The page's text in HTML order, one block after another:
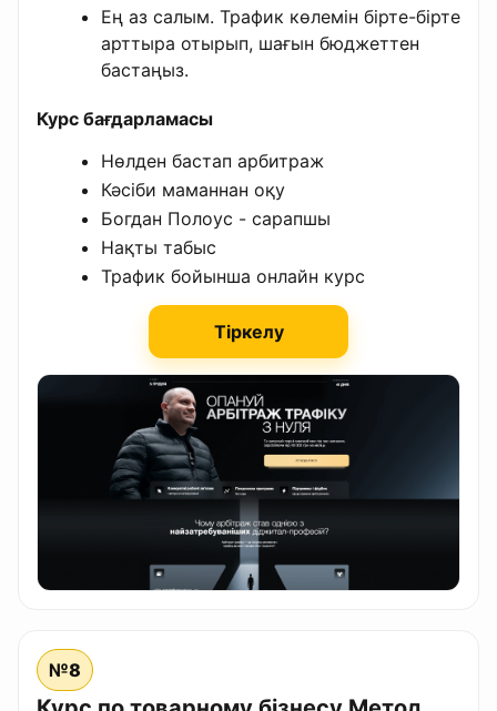
Ең аз салым. Трафик көлемін бірте-бірте
арттыра отырып, шағын бюджеттен
бастаңыз.
Курс бағдарламасы
Нөлден бастап арбитраж
Кәсіби маманнан оқу
Богдан Полоус - сарапшы
Нақты табыс
Трафик бойынша онлайн курс
Тіркелу
№8